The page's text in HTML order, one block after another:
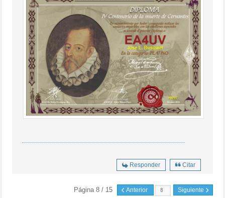
Responder Citar
Página 8 / 15 Anterior Siguiente